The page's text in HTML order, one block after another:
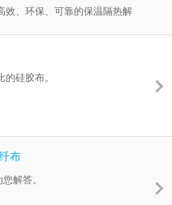
效、环保、可靠的保温隔热解
+250℃的温度范围内长期稳
，可广泛应用于各种管道、
硅胶布。
布
解答。